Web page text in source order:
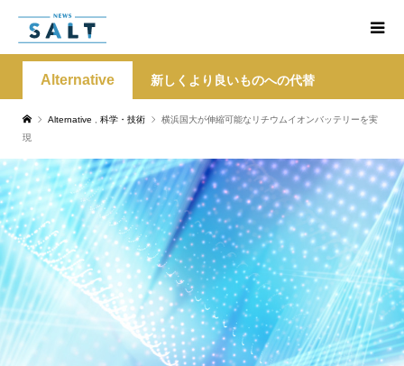
Alternative 新しくより良いものへの代替
Alternative 科学・技術
横浜国大が伸縮可能なリチウムイオンバッテリーを実
現